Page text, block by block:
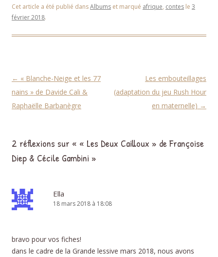
Cet article a été publié dansAlbums et marqué afrique, contes le 3
février 2018.
Navigation des articles
← « Blanche-Neige et les 77
nains » de Davide Cali &
Raphaëlle Barbanègre
Les embouteillages
(adaptation du jeu Rush Hour
en maternelle) →
2 réflexions sur « « Les Deux Cailloux » de Françoise
Diep & Cécile Gambini »
Ella
18 mars 2018 à 18:08
bravo pour vos fiches!
dans le cadre de la Grande lessive mars 2018, nous avons